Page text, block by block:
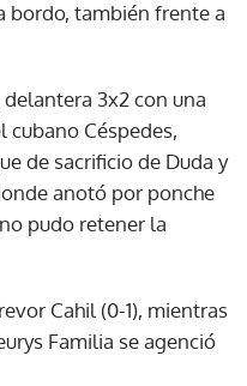
bordo, también frente a
3x2 con una
cubano Céspedes,
de sacrificio de Duda y
anotó por ponche
pudo retener la
Cahil (0-1), mientras
Familia se agenció